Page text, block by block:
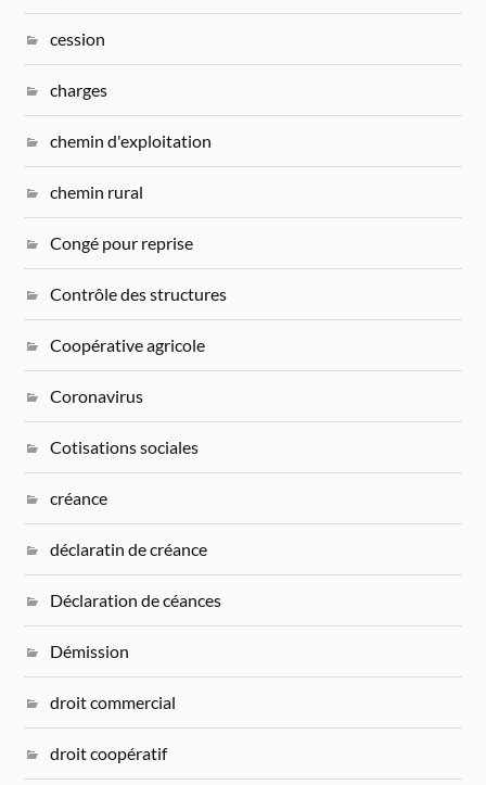
cession
charges
chemin d'exploitation
chemin rural
Congé pour reprise
Contrôle des structures
Coopérative agricole
Coronavirus
Cotisations sociales
créance
déclaratin de créance
Déclaration de céances
Démission
droit commercial
droit coopératif